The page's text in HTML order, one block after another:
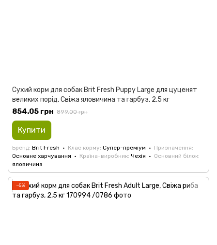
Сухий корм для собак Brit Fresh Puppy Large для цуценят
великих порід, Свіжа яловичина та гарбуз, 2,5 кг
854.05 грн 899.00 грн
Купити
Бренд Brit Fresh Клас корму Супер-преміум
Призначення
Основне харчування
Країна-виробник Чехія
Основний білок
яловичина
−5%